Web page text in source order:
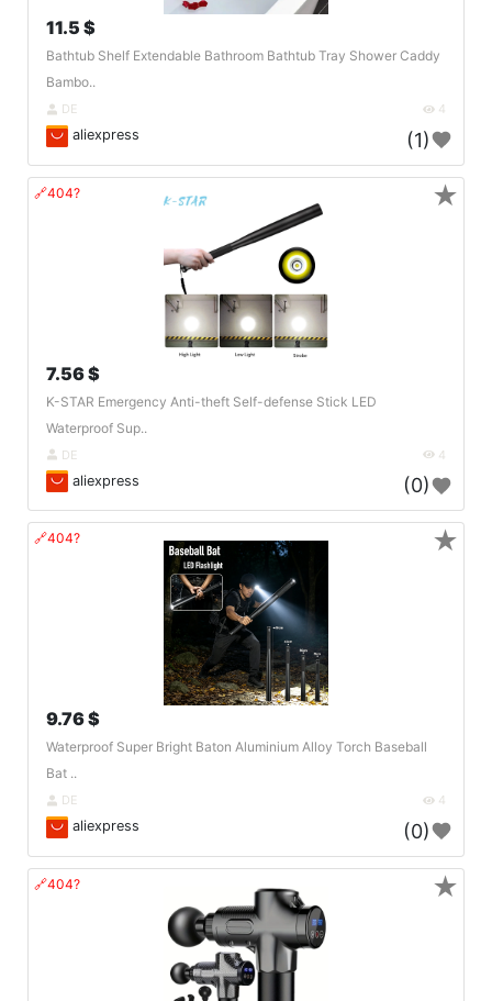
11.5 $
Bathtub Shelf Extendable Bathroom Bathtub Tray Shower Caddy
Bambo..
DE 4
aliexpress (1)
🔗404?
7.56 $
K-STAR Emergency Anti-theft Self-defense Stick LED
Waterproof Sup..
DE 4
aliexpress (0)
★
🔗404?
9.76 $
Waterproof Super Bright Baton Aluminium Alloy Torch Baseball
Bat ..
DE 4
aliexpress (0)
★
🔗404? ★